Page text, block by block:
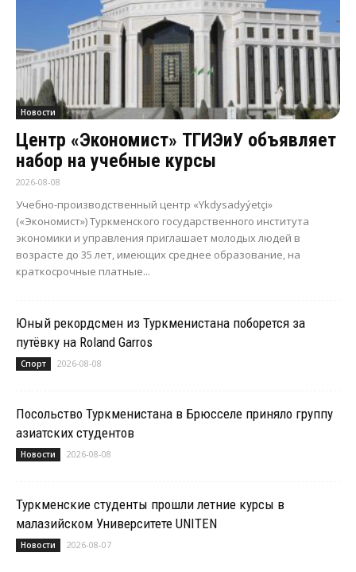
Новости
Центр «Экономист» ТГИЭиУ объявляет
набор на учебные курсы
2026-08-08
Учебно-производственный центр «Ykdysadyýetçi»
(«Экономист») Туркменского государственного института
экономики и управления приглашает молодых людей в
возрасте до 35 лет, имеющих среднее образование, на
краткосрочные платные...
Юный рекордсмен из Туркменистана поборется за
путёвку на Roland Garros
Спорт 2026-08-08
Посольство Туркменистана в Брюсселе приняло группу
азиатских студентов
Новости 2026-08-08
Туркменские студенты прошли летние курсы в
малазийском Университете UNITEN
Новости 2026-08-07